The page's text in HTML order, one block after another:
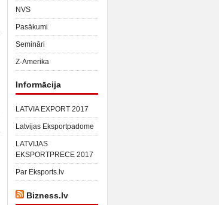
NVS
Pasākumi
Semināri
Z-Amerika
Informācija
LATVIA EXPORT 2017
Latvijas Eksportpadome
LATVIJAS
EKSPORTPRECE 2017
Par Eksports.lv
Bizness.lv